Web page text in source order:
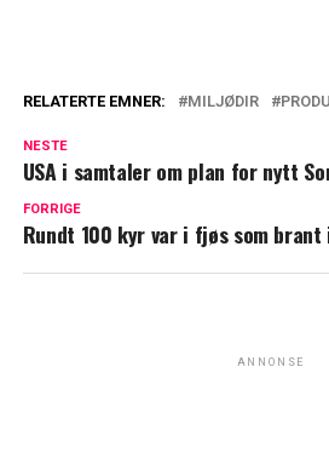
RELATERTE EMNER: MILJØDIR
NESTE
USA i samtaler om plan for nytt
FORRIGE
Rundt 100 kyr var i fjøs som brant
ANNONSE